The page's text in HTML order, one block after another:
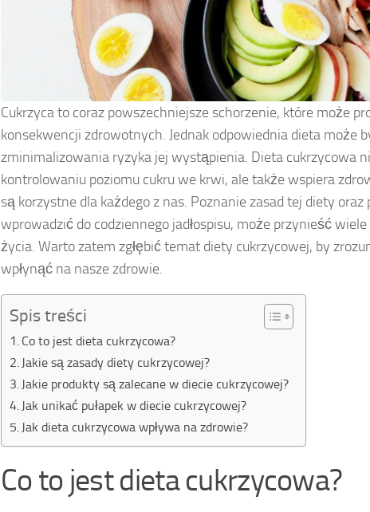
Cukrzyca to coraz powszechniejsze schorzenie, które może
konsekwencji zdrowotnych. Jednak odpowiednia dieta może
zminimalizowania ryzyka jej wystąpienia. Dieta cukrzycowa
kontrolowaniu poziomu cukru we krwi, ale także wspiera
są korzystne dla każdego z nas. Poznanie zasad tej diety
wprowadzić do codziennego jadłospisu, może przynieść
życia. Warto zatem zgłębić temat diety cukrzycowej, by
wpłynąć na nasze zdrowie.
Spis treści
Co to jest dieta cukrzycowa?
Jakie są zasady diety cukrzycowej?
Jakie produkty są zalecane w diecie cukrzycowej?
Jak unikać pułapek w diecie cukrzycowej?
Jak dieta cukrzycowa wpływa na zdrowie?
Co to jest dieta cukrzycowa?